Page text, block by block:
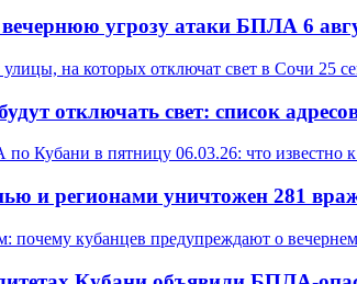
угрозу атаки БПЛА 6
отключать свет: список
и регионами уничтожен 281